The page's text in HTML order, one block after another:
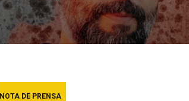
NOTA DE PRENSA